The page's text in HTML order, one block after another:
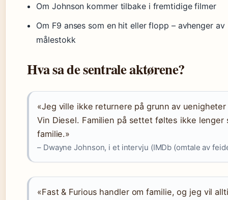
Om Johnson kommer tilbake i fremtidige filmer
Om F9 anses som en hit eller flopp – avhenger av
målestokk
Hva sa de sentrale aktørene?
«Jeg ville ikke returnere på grunn av uenigheter
Vin Diesel. Familien på settet føltes ikke lenger
familie.»
– Dwayne Johnson, i et intervju (IMDb (omtale av
«Fast & Furious handler om familie, og jeg vil